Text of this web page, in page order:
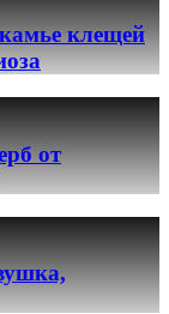
клещей
от